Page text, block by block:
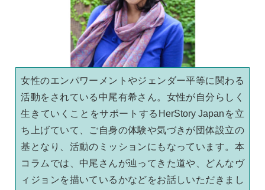
女性のエンパワーメントやジェンダー平等に関わる
活動をされている中尾有希さん。女性が自分らしく
生きていくことをサポートするHerStory Japanを立
ち上げていて、ご自身の体験や気づきが団体設立の
基となり、活動のミッションにもなっています。本
コラムでは、中尾さんが辿ってきた道や、どんなヴ
ィジョンを描いているかなどをお話しいただきまし